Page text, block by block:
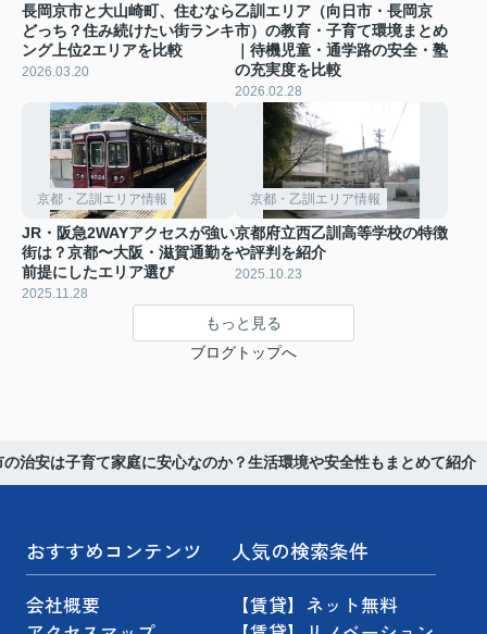
長岡京市と大山崎町、住むなら
どっち？住み続けたい街ランキ
ング上位2エリアを比較
2026.03.20
乙訓エリア（向日市・長岡京
市）の教育・子育て環境まとめ
｜待機児童・通学路の安全・塾
の充実度を比較
2026.02.28
京都・乙訓エリア情報
JR・阪急2WAYアクセスが強い
街は？京都〜大阪・滋賀通勤を
前提にしたエリア選び
2025.11.28
京都・乙訓エリア情報
京都府立西乙訓高等学校の特徴
や評判を紹介
2025.10.23
もっと見る
ブログトップへ
治安は子育て家庭に安心なのか？生活環境や安全性もまとめて紹介
おすすめコンテンツ
会社概要
人気の検索条件
【賃貸】ネット無料